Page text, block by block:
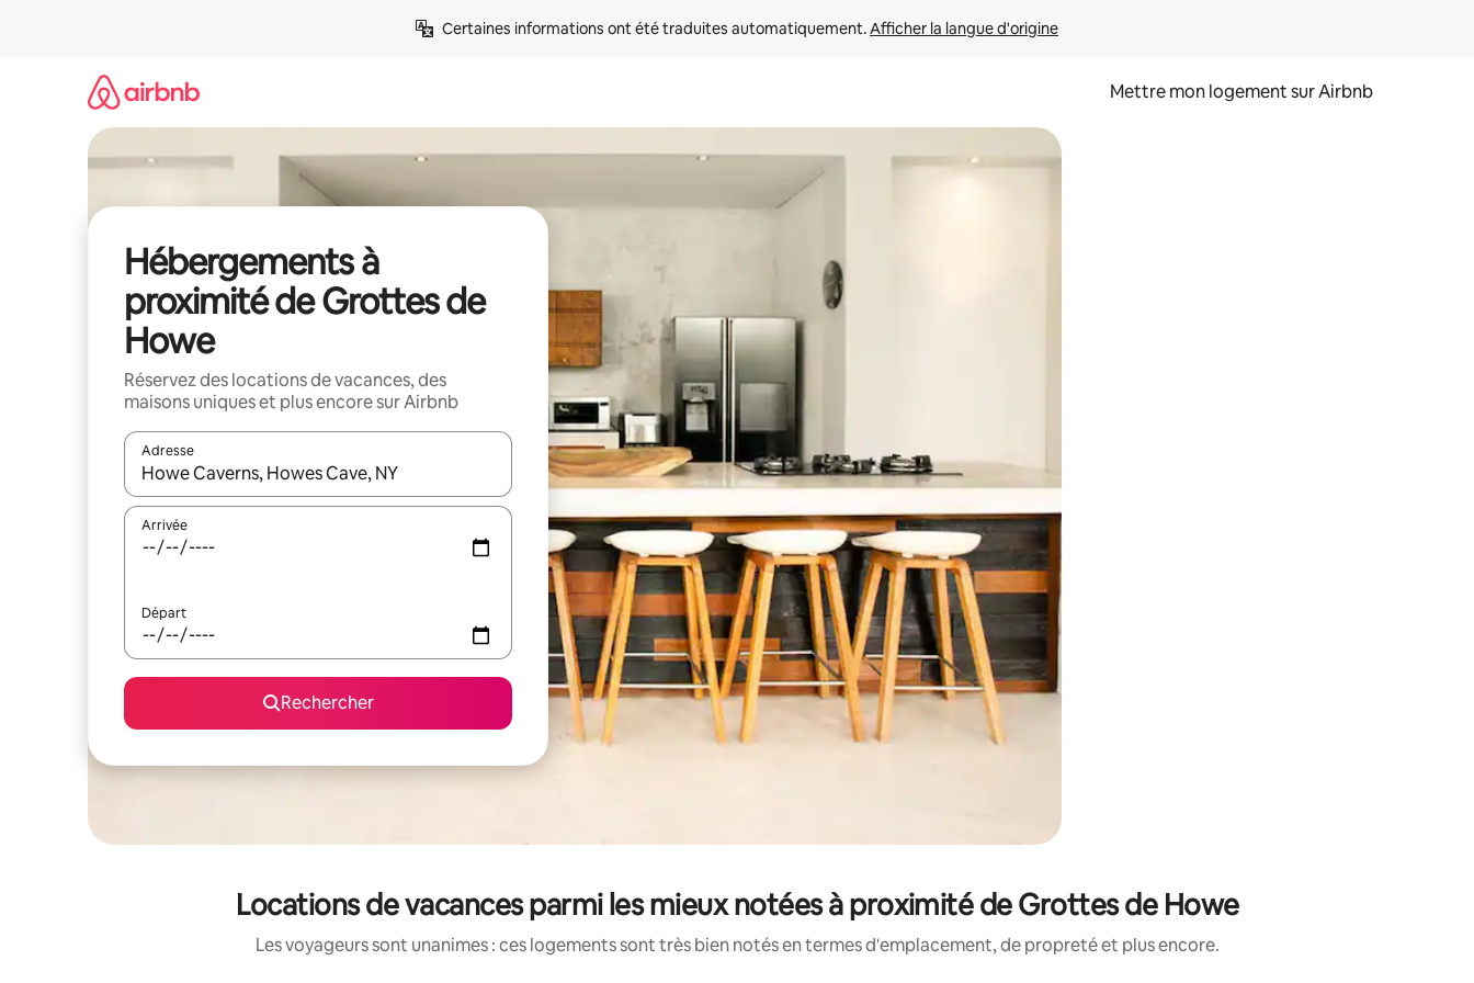
Certaines informations ont été traduites automatiquement. Afficher la langue d'origine
Mettre mon logement sur Airbnb
Hébergements à
proximité de Grottes de
Howe
Réservez des locations de vacances, des
maisons uniques et plus encore sur Airbnb
Adresse
Lorsque les résultats s'affichent, utilisez les flèches vers le haut et vers le bas pour les parcourir ou en appuyant et en faisant glisser.
Arrivée
Départ
Rechercher
Locations de vacances parmi les mieux notées à proximité de Grottes de Howe
Les voyageurs sont unanimes : ces logements sont très bien notés en termes d'emplacement, de propreté et plus encore.